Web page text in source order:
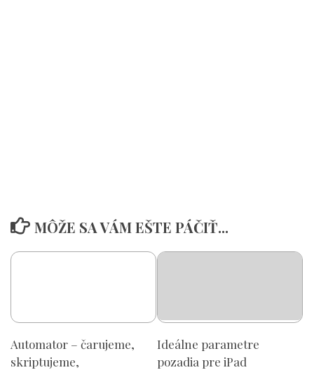
MÔŽE SA VÁM EŠTE PÁČIŤ...
Automator – čarujeme,
skriptujeme,
Ideálne parametre
pozadia pre iPad